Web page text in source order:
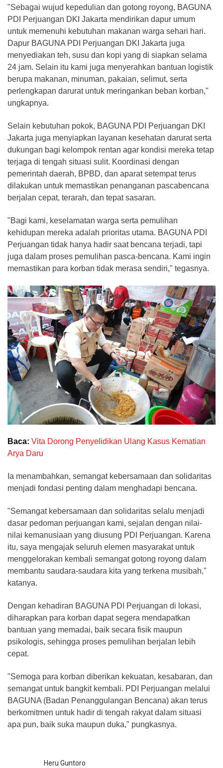
"Sebagai wujud kepedulian dan gotong royong, BAGUNA
PDI Perjuangan DKI Jakarta mendirikan dapur umum
untuk memenuhi kebutuhan makanan warga sehari hari.
Dapur BAGUNA PDI Perjuangan DKI Jakarta juga
menyediakan teh, susu dan kopi yang di siapkan selama
24 jam. Selain itu kami juga menyerahkan bantuan logistik
berupa makanan, minuman, pakaian, selimut, serta
perlengkapan darurat untuk meringankan beban korban,"
ungkapnya.
Selain kebutuhan pokok, BAGUNA PDI Perjuangan DKI
Jakarta juga menyiapkan layanan kesehatan darurat serta
dukungan bagi kelompok rentan agar kondisi mereka tetap
terjaga di tengah situasi sulit. Koordinasi dengan
pemerintah daerah, BPBD, dan aparat setempat terus
dilakukan untuk memastikan penanganan pascabencana
berjalan cepat, terarah, dan tepat sasaran.
"Bagi kami, keselamatan warga serta pemulihan
kehidupan mereka adalah prioritas utama. BAGUNA PDI
Perjuangan tidak hanya hadir saat bencana terjadi, tapi
juga dalam proses pemulihan pasca-bencana. Kami ingin
memastikan para korban tidak merasa sendiri," tegasnya.
Baca: Vita Dorong Penyelidikan Ulang Kasus Kematian
Arya Daru
Ia menambahkan, semangat kebersamaan dan solidaritas
menjadi fondasi penting dalam menghadapi bencana.
"Semangat kebersamaan dan solidaritas selalu menjadi
dasar pedoman perjuangan kami, sejalan dengan nilai-
nilai kemanusiaan yang diusung PDI Perjuangan. Karena
itu, saya mengajak seluruh elemen masyarakat untuk
menggelorakan kembali semangat gotong royong dalam
membantu saudara-saudara kita yang terkena musibah,"
katanya.
Dengan kehadiran BAGUNA PDI Perjuangan di lokasi,
diharapkan para korban dapat segera mendapatkan
bantuan yang memadai, baik secara fisik maupun
psikologis, sehingga proses pemulihan berjalan lebih
cepat.
"Semoga para korban diberikan kekuatan, kesabaran, dan
semangat untuk bangkit kembali. PDI Perjuangan melalui
BAGUNA (Badan Penanggulangan Bencana) akan terus
berkomitmen untuk hadir di tengah rakyat dalam situasi
apa pun, baik suka maupun duka," pungkasnya.
Heru Guntoro